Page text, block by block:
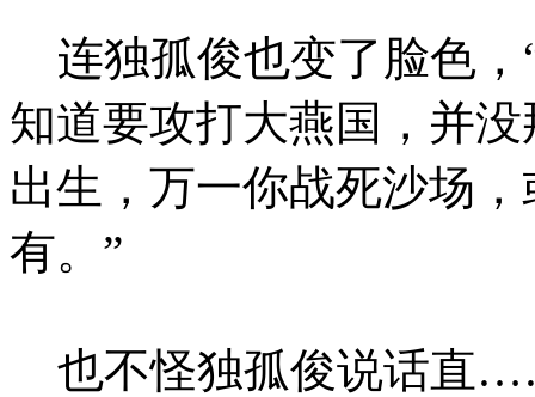
连独孤俊也变了脸色，
知道要攻打大燕国，并
出生，万一你战死沙场
有。”
也不怪独孤俊说话直